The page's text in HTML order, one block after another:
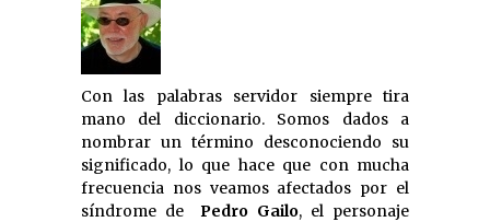
Con las palabras servidor siempre tira
mano del diccionario. Somos dados a
nombrar un término desconociendo su
significado, lo que hace que con mucha
frecuencia nos veamos afectados por el
síndrome de Pedro Gailo, el personaje